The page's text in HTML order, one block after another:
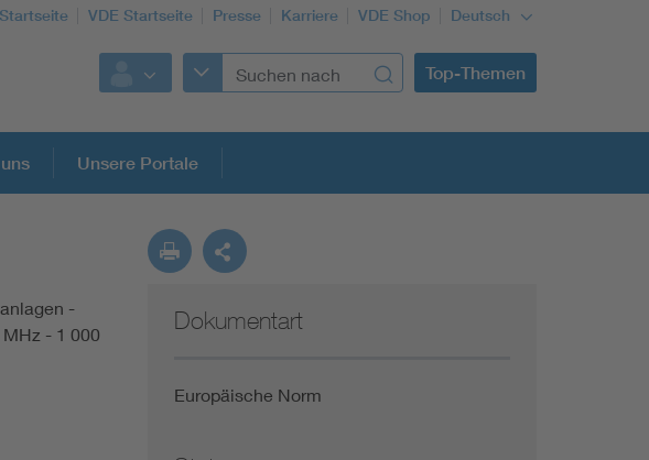
VDE Startseite Presse Karriere VDE Shop Deutsch
Top-Themen
der Normung
Funktionale Sicherheit schützt den Menschen
Gleichstromanwendungen im Wachstum
Unsere Portale
-
- 1 000
Dokumentart
Europäische Norm